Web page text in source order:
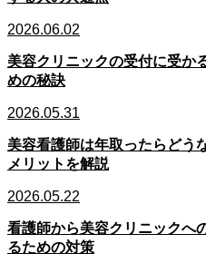
2026.06.02
美容クリニックの受付に受か
めの秘訣
2026.05.31
美容看護師は年取ったらどう
メリットを解説
2026.05.22
看護師から美容クリニックへ
るための対策